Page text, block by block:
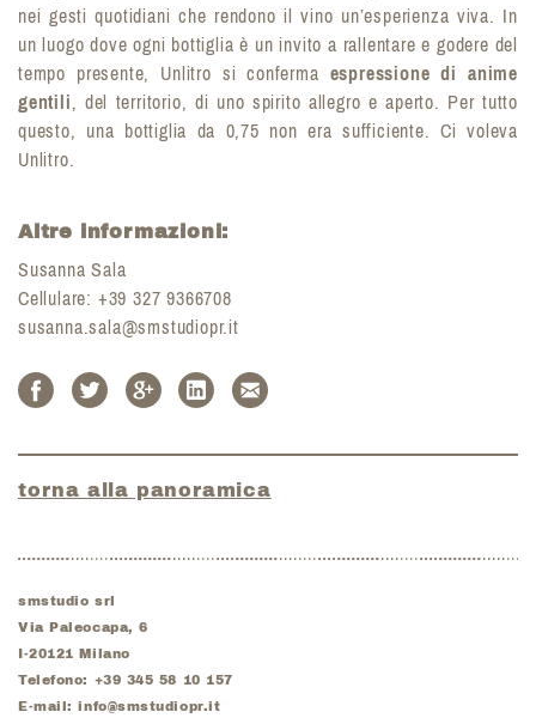
nei gesti quotidiani che rendono il vino un’esperienza viva. In
un luogo dove ogni bottiglia è un invito a rallentare e godere del
tempo presente, Unlitro si conferma espressione di anime
gentili, del territorio, di uno spirito allegro e aperto. Per tutto
questo, una bottiglia da 0,75 non era sufficiente. Ci voleva
Unlitro.
Altre informazioni:
Susanna Sala
Cellulare: +39 327 9366708
susanna.sala@smstudiopr.it
torna alla panoramica
smstudio srl
Via Paleocapa, 6
I-20121 Milano
Telefono: +39 345 58 10 157
E-mail:info@smstudiopr.it